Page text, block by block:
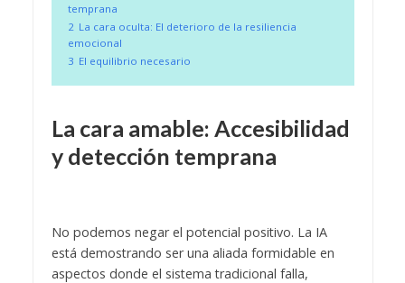
temprana
2 La cara oculta: El deterioro de la resiliencia
emocional
3 El equilibrio necesario
La cara amable: Accesibilidad
y detección temprana
No podemos negar el potencial positivo. La IA
está demostrando ser una aliada formidable en
aspectos donde el sistema tradicional falla,